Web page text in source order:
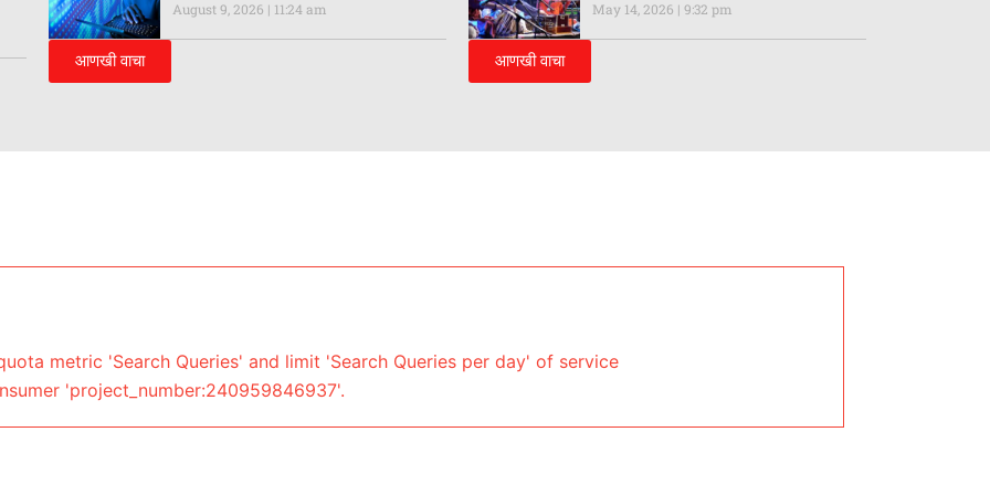
August 9, 2026 11:24 am
आणखी वाचा
May 14, 2026 9:32 pm
आणखी वाचा
metric 'Search Queries' and limit 'Search Queries per day' of service
'project_number:240959846937'.